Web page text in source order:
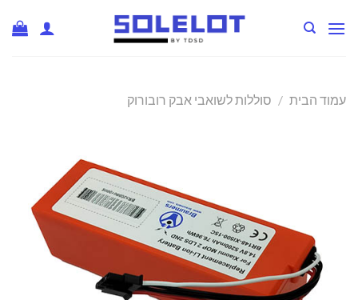
עמוד הבית / סוללות לשואבי אבק רובורוק